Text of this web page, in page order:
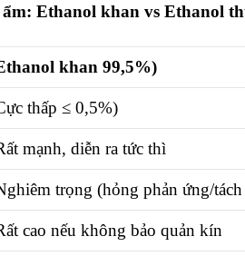
ẩm: Ethanol khan vs Ethanol
khan 99,5%)
thấp ≤ 0,5%)
mạnh, diễn ra tức thì
trọng (hỏng phản ứng/
cao nếu không bảo quản kín